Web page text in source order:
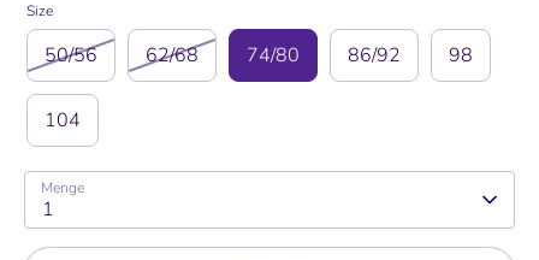
Size
50/56 62/68 74/80 86/92 98
104
Menge
1